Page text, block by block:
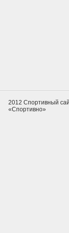
2012 Спортивный
«Спортивно»